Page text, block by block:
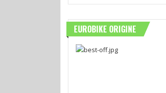
EUROBIKE ORIGINE